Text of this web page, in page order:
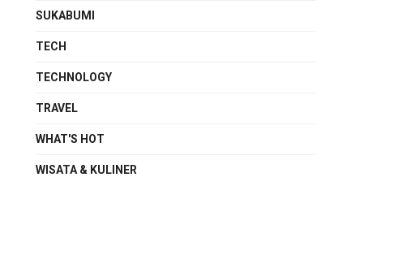
SUKABUMI
TECH
TECHNOLOGY
TRAVEL
WHAT'S HOT
WISATA & KULINER